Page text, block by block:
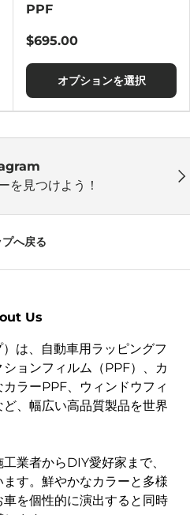
PPF
$695.00
オプションを選択
次
を見つけよう！
プへ戻る
Us
は、自動車用ラッピングフ
ョンフィルム（PPF）、カ
ラーPPF、ウィンドウフィ
、幅広い高品質製品を世界
業者からDIY愛好家まで、
す。鮮やかなカラーと多様
を個性的に演出すると同時